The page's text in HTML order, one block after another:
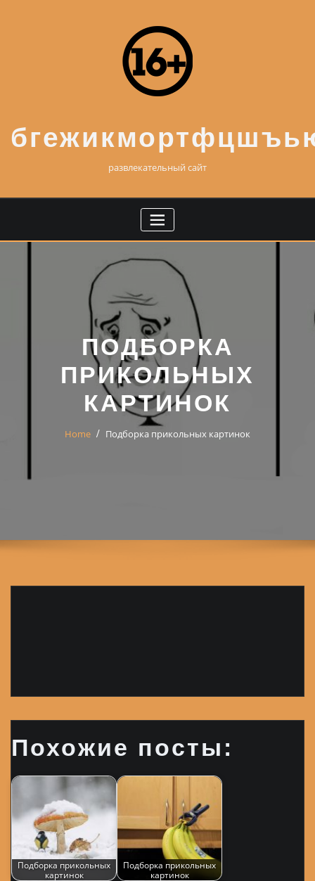
развлекательный сайт
ПОДБОРКА
ПРИКОЛЬНЫХ
КАРТИНОК
Home Подборка прикольных картинок
Похожие посты:
Подборка прикольных
картинок
Подборка прикольных
картинок